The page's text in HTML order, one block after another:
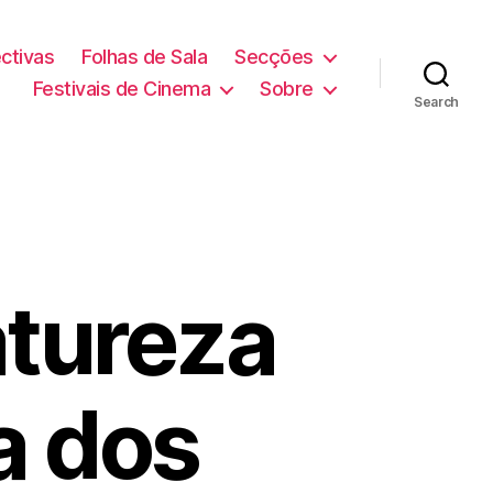
Folhas de Sala
Secções
Festivais de Cinema
Sobre
Search
dos